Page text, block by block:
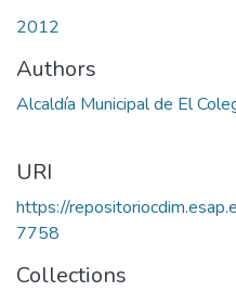
2012
Authors
Alcaldía Municipal de El
URI
https://
7758
Collections